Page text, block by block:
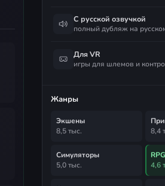
С русской озвучкой
полный дубляж на
Для VR
игры для шлемов и
Жанры
Экшены
8,5 тыс.
8,4
Симуляторы
5,0 тыс.
RPG
4,6